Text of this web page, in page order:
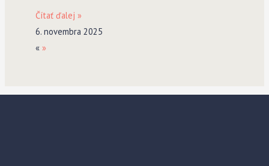
Čítať ďalej »
6. novembra 2025
« »